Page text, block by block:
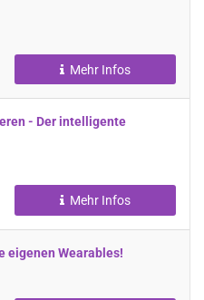
Mehr Infos
- Der intelligente
Mehr Infos
eigenen Wearables!